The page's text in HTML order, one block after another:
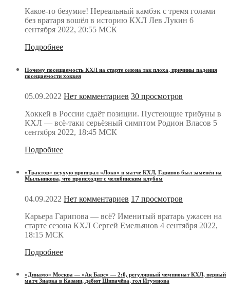
Какое-то безумие! Нереальный камбэк с тремя голами
без вратаря вошёл в историю КХЛ Лев Лукин 6
сентября 2022, 20:55 МСК
Подробнее
Почему посещаемость КХЛ на старте сезона так плоха, причины падения
посещаемости хоккея
05.09.2022 Нет комментариев 30 просмотров
Хоккей в России сдаёт позиции. Пустеющие трибуны в
КХЛ — всё-таки серьёзный симптом Родион Власов 5
сентября 2022, 18:45 МСК
Подробнее
«Трактор» всухую проиграл «Локо» в матче КХЛ, Гарипов был заменён на
Мыльникова, что происходит с челябинским клубом
04.09.2022 Нет комментариев 17 просмотров
Карьера Гарипова — всё? Именитый вратарь ужасен на
старте сезона КХЛ Сергей Емельянов 4 сентября 2022,
18:15 МСК
Подробнее
«Динамо» Москва — «Ак Барс» — 2:0, регулярный чемпионат КХЛ, первый
матч Знарка в Казани, дебют Шипачёва, гол Игумнова